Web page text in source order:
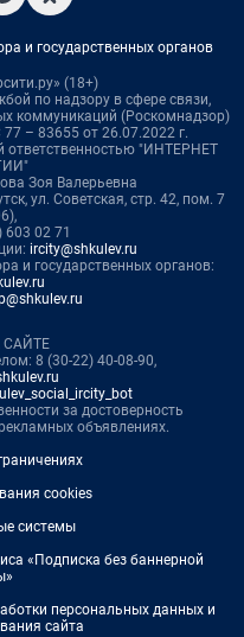
и государственных органов
(18+)
по надзору в сфере связи,
коммуникаций (Роскомнадзор)
– 83655 от 26.07.2022 г.
ответственностью "ИНТЕРНЕТ
Зоя Валерьевна
ул. Советская, стр. 42, пом. 7
02 71
ircity@shkulev.ru
и государственных органов:
8 (30-22) 40-08-90,
за достоверность
объявлениях.
cookies
системы
«Подписка без баннерной
персональных данных и
сайта